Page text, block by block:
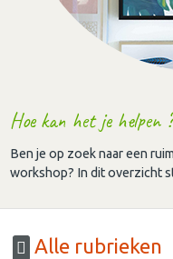
Hoe kan het je helpen
Ben je op zoek naar een
workshop? In dit overzicht
Alle rubrieken